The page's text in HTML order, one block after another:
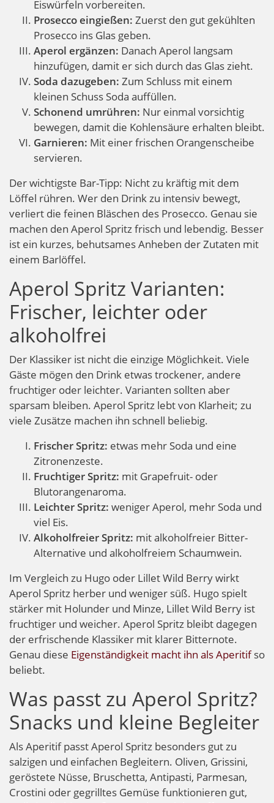
Eiswürfeln vorbereiten.
Prosecco eingießen: Zuerst den gut gekühlten
Prosecco ins Glas geben.
Aperol ergänzen: Danach Aperol langsam
hinzufügen, damit er sich durch das Glas zieht.
Soda dazugeben: Zum Schluss mit einem
kleinen Schuss Soda auffüllen.
Schonend umrühren: Nur einmal vorsichtig
bewegen, damit die Kohlensäure erhalten bleibt.
Garnieren: Mit einer frischen Orangenscheibe
servieren.
Der wichtigste Bar-Tipp: Nicht zu kräftig mit dem
Löffel rühren. Wer den Drink zu intensiv bewegt,
verliert die feinen Bläschen des Prosecco. Genau sie
machen den Aperol Spritz frisch und lebendig. Besser
ist ein kurzes, behutsames Anheben der Zutaten mit
einem Barlöffel.
Aperol Spritz Varianten:
Frischer, leichter oder
alkoholfrei
Der Klassiker ist nicht die einzige Möglichkeit. Viele
Gäste mögen den Drink etwas trockener, andere
fruchtiger oder leichter. Varianten sollten aber
sparsam bleiben. Aperol Spritz lebt von Klarheit; zu
viele Zusätze machen ihn schnell beliebig.
Frischer Spritz: etwas mehr Soda und eine
Zitronenzeste.
Fruchtiger Spritz: mit Grapefruit- oder
Blutorangenaroma.
Leichter Spritz: weniger Aperol, mehr Soda und
viel Eis.
Alkoholfreier Spritz: mit alkoholfreier Bitter-
Alternative und alkoholfreiem Schaumwein.
Im Vergleich zu Hugo oder Lillet Wild Berry wirkt
Aperol Spritz herber und weniger süß. Hugo spielt
stärker mit Holunder und Minze, Lillet Wild Berry ist
fruchtiger und weicher. Aperol Spritz bleibt dagegen
der erfrischende Klassiker mit klarer Bitternote.
Genau diese Eigenständigkeit macht ihn als Aperitifso
beliebt.
Was passt zu Aperol Spritz?
Snacks und kleine Begleiter
Als Aperitif passt Aperol Spritz besonders gut zu
salzigen und einfachen Begleitern. Oliven, Grissini,
geröstete Nüsse, Bruschetta, Antipasti, Parmesan,
Crostini oder gegrilltes Gemüse funktionieren gut,